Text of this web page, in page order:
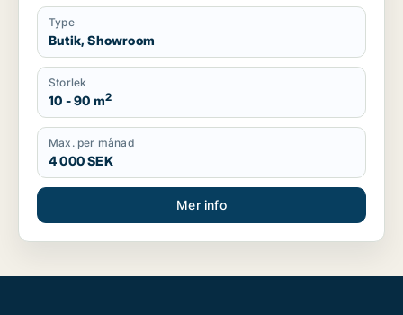
Type
Butik, Showroom
Storlek
10 - 90 m2
Max. per månad
4 000 SEK
Mer info